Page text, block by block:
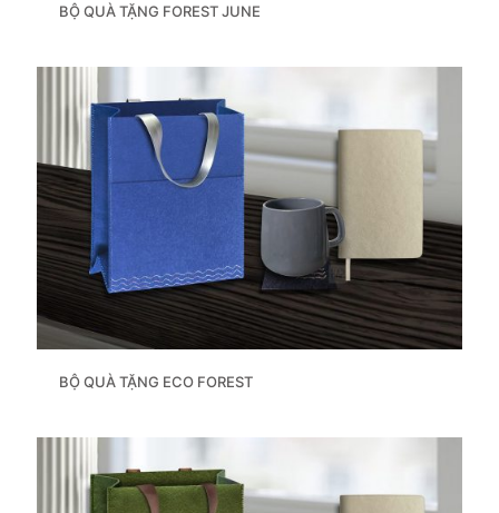
BỘ QUÀ TẶNG FOREST JUNE
BỘ QUÀ TẶNG ECO FOREST